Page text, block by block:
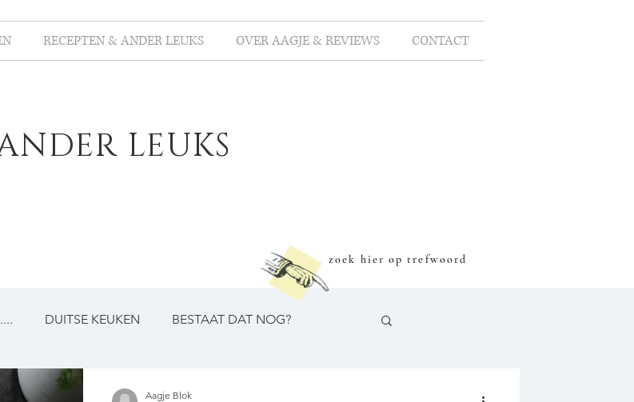
RECEPTEN & ANDER LEUKS OVER AAGJE & REVIEWS CONTACT
LEUKS
DUITSE KEUKEN BESTAAT DAT NOG?
Aagje Blok
zoek hier op trefwoord